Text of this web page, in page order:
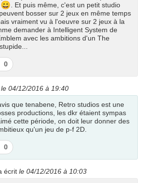
😄 . Et puis même, c'est un petit studio
bosser sur 2 jeux en même temps
vraiment vu à l'oeuvre sur 2 jeux à la
demander à Intelligent System de
avec les ambitions d'un The
J’aime
pas
0
le 04/12/2016 à 19:40
que tenabene, Retro studios est une
productions, les dkr étaient sympas
cette période, on doit leur donner des
qu'un jeu de p-f 2D.
J’aime
pas
0
écrit le 04/12/2016 à 10:03